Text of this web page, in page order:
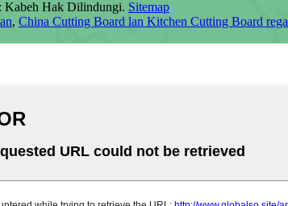
Kabeh Hak Dilindungi. Sitemap
, China Cutting Board lan Kitchen Cutting Board rega